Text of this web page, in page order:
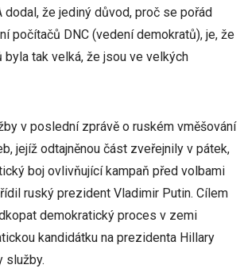
dodal, že jediný důvod, proč se pořád
počítačů DNC (vedení demokratů), je, že
byla tak velká, že jsou ve velkých
v poslední zprávě o ruském vměšování
jejíž odtajněnou část zveřejnily v pátek,
boj ovlivňující kampaň před volbami
ruský prezident Vladimir Putin. Cílem
demokratický proces v zemi
kandidátku na prezidenta Hillary
služby.